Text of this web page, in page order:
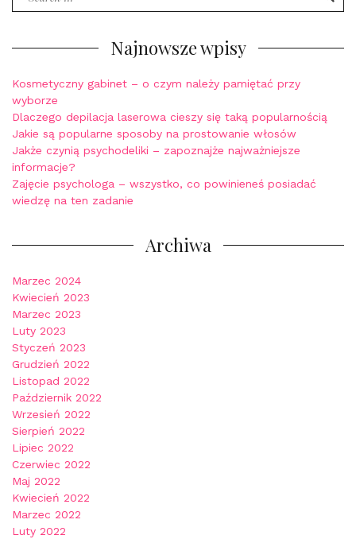
Najnowsze wpisy
Kosmetyczny gabinet – o czym należy pamiętać przy
wyborze
Dlaczego depilacja laserowa cieszy się taką popularnością
Jakie są popularne sposoby na prostowanie włosów
Jakże czynią psychodeliki – zapoznajże najważniejsze
informacje?
Zajęcie psychologa – wszystko, co powinieneś posiadać
wiedzę na ten zadanie
Archiwa
Marzec 2024
Kwiecień 2023
Marzec 2023
Luty 2023
Styczeń 2023
Grudzień 2022
Listopad 2022
Październik 2022
Wrzesień 2022
Sierpień 2022
Lipiec 2022
Czerwiec 2022
Maj 2022
Kwiecień 2022
Marzec 2022
Luty 2022